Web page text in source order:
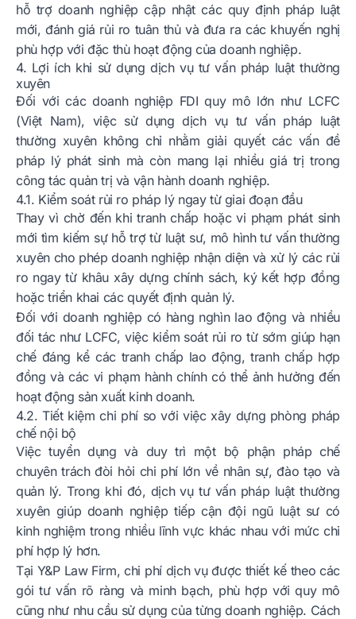
hỗ trợ doanh nghiệp cập nhật các quy định pháp luật
mới, đánh giá rủi ro tuân thủ và đưa ra các khuyến nghị
phù hợp với đặc thù hoạt động của doanh nghiệp.
4. Lợi ích khi sử dụng dịch vụ tư vấn pháp luật thường
xuyên
Đối với các doanh nghiệp FDI quy mô lớn như LCFC
(Việt Nam), việc sử dụng dịch vụ tư vấn pháp luật
thường xuyên không chỉ nhằm giải quyết các vấn đề
pháp lý phát sinh mà còn mang lại nhiều giá trị trong
công tác quản trị và vận hành doanh nghiệp.
4.1. Kiểm soát rủi ro pháp lý ngay từ giai đoạn đầu
Thay vì chờ đến khi tranh chấp hoặc vi phạm phát sinh
mới tìm kiếm sự hỗ trợ từ luật sư, mô hình tư vấn thường
xuyên cho phép doanh nghiệp nhận diện và xử lý các rủi
ro ngay từ khâu xây dựng chính sách, ký kết hợp đồng
hoặc triển khai các quyết định quản lý.
Đối với doanh nghiệp có hàng nghìn lao động và nhiều
đối tác như LCFC, việc kiểm soát rủi ro từ sớm giúp hạn
chế đáng kể các tranh chấp lao động, tranh chấp hợp
đồng và các vi phạm hành chính có thể ảnh hưởng đến
hoạt động sản xuất kinh doanh.
4.2. Tiết kiệm chi phí so với việc xây dựng phòng pháp
chế nội bộ
Việc tuyển dụng và duy trì một bộ phận pháp chế
chuyên trách đòi hỏi chi phí lớn về nhân sự, đào tạo và
quản lý. Trong khi đó, dịch vụ tư vấn pháp luật thường
xuyên giúp doanh nghiệp tiếp cận đội ngũ luật sư có
kinh nghiệm trong nhiều lĩnh vực khác nhau với mức chi
phí hợp lý hơn.
Tại Y&P Law Firm, chi phí dịch vụ được thiết kế theo các
gói tư vấn rõ ràng và minh bạch, phù hợp với quy mô
cũng như nhu cầu sử dụng của từng doanh nghiệp. Cách